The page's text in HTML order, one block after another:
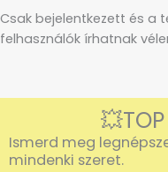
Csak bejelentkezett és a
felhasználók írhatnak
Ismerd meg
mindenki szeret.